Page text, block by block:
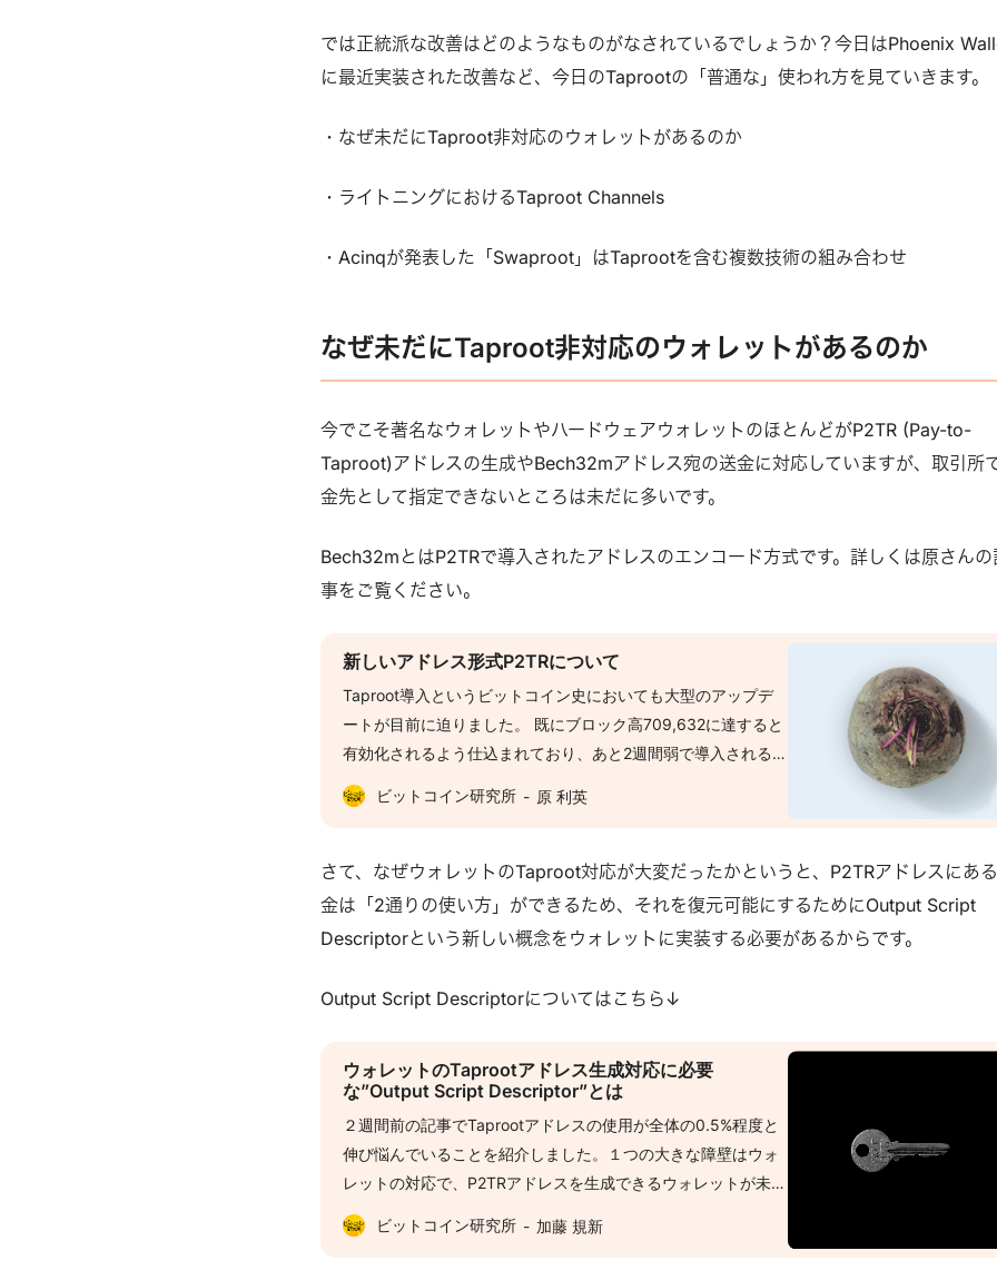
では正統派な改善はどのようなものがなされているでしょうか？今日はPhoenix
に最近実装された改善など、今日のTaprootの「普通な」使われ方を見ていきます。
・なぜ未だにTaproot非対応のウォレットがあるのか
・ライトニングにおけるTaproot Channels
・Acinqが発表した「Swaproot」はTaprootを含む複数技術の組み合わせ
なぜ未だにTaproot非対応のウォレットがあるのか
今でこそ著名なウォレットやハードウェアウォレットのほとんどがP2TR (Pay-to-
Taproot)アドレスの生成やBech32mアドレス宛の送金に対応していますが、取引所
金先として指定できないところは未だに多いです。
Bech32mとはP2TRで導入されたアドレスのエンコード方式です。詳しくは原さんの
事をご覧ください。
新しいアドレス形式P2TRについて
Taproot導入というビットコイン史においても大型のアップデ
ートが目前に迫りました。 既にブロック高709,632に達すると
有効化されるよう仕込まれており、あと2週間弱で導入される
ことになります。 Taprootにより、シュノア署名、MASTとい
った新しい技術が導入されることになり、プライバシー向上で
実装できるようになったりと、色々と応用し甲斐があると期待
されています。 新しいサービスがでてきたりと皆さんの身近な
ところでも目に見える変化が起きるのが楽しみですね（と期待
す。新たなアドレス形式P2TR (Pay to Taproot)が導入されます
ので、ブロックチェーンエクスプローラを眺めるだけでも変化
ドレスとの区別はぱっと見つかず、詳細を表示するエクスプロ
ーラでだけ判別できる）。 さて、今回はこのP2TRアドレス形
式についてご紹介します。
ビットコイン研究所 原 利英
さて、なぜウォレットのTaproot対応が大変だったかというと、P2TRアドレスにあ
金は「2通りの使い方」ができるため、それを復元可能にするためにOutput Script
Descriptorという新しい概念をウォレットに実装する必要があるからです。
Output Script Descriptorについてはこちら↓
ウォレットのTaprootアドレス生成対応に必要
な”Output Script Descriptor”とは
２週間前の記事でTaprootアドレスの使用が全体の0.5%程度と
伸び悩んでいることを紹介しました。１つの大きな障壁はウォ
レットの対応で、P2TRアドレスを生成できるウォレットが未だ
少ない理由の１つにOutput Script Descriptorというものを持つ
ことが必要(強く推奨)なことが挙げられます。 4月にリリース
ビットコイン研究所 加藤 規新